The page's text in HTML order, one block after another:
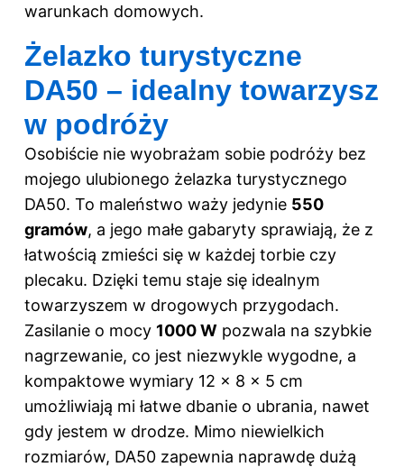
warunkach domowych.
Żelazko turystyczne
DA50 – idealny towarzysz
w podróży
Osobiście nie wyobrażam sobie podróży bez
mojego ulubionego żelazka turystycznego
DA50. To maleństwo waży jedynie 550
gramów, a jego małe gabaryty sprawiają, że z
łatwością zmieści się w każdej torbie czy
plecaku. Dzięki temu staje się idealnym
towarzyszem w drogowych przygodach.
Zasilanie o mocy 1000 W pozwala na szybkie
nagrzewanie, co jest niezwykle wygodne, a
kompaktowe wymiary 12 x 8 x 5 cm
umożliwiają mi łatwe dbanie o ubrania, nawet
gdy jestem w drodze. Mimo niewielkich
rozmiarów, DA50 zapewnia naprawdę dużą